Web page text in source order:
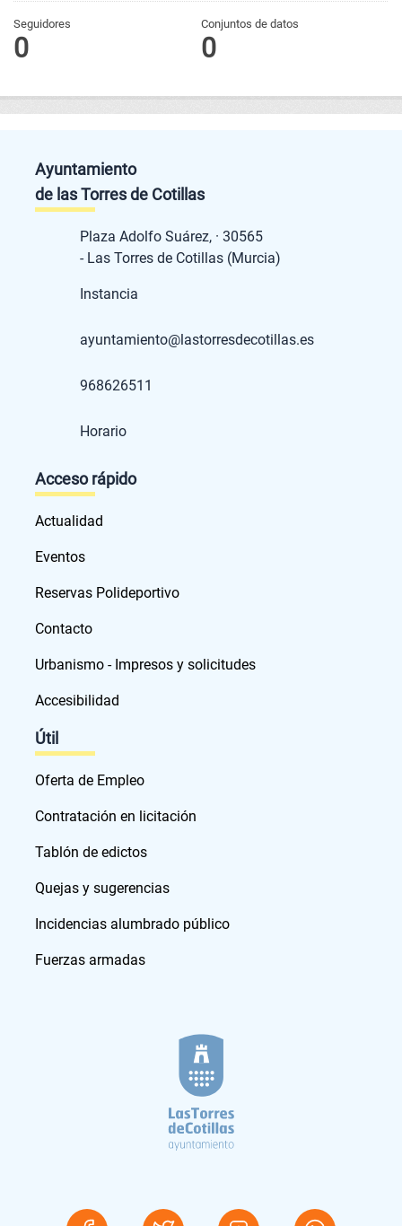
Seguidores
0
Conjuntos de datos
0
Ayuntamiento
de las Torres de Cotillas
Plaza Adolfo Suárez, · 30565
- Las Torres de Cotillas (Murcia)
Instancia
ayuntamiento@lastorresdecotillas.es
968626511
Horario
Acceso rápido
Actualidad
Eventos
Reservas Polideportivo
Contacto
Urbanismo - Impresos y solicitudes
Accesibilidad
Útil
Oferta de Empleo
Contratación en licitación
Tablón de edictos
Quejas y sugerencias
Incidencias alumbrado público
Fuerzas armadas